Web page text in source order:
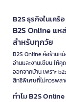
B2S ธุรกิจในเค
B2S Online แห
สำหรับทุกวัย
B2S Online คือร้านห
อ่านและงานเขียน ให้
ออกจากบ้าน เพราะ
สิทธิพิเศษที่ไม่ควรพล
ทำไม B2S